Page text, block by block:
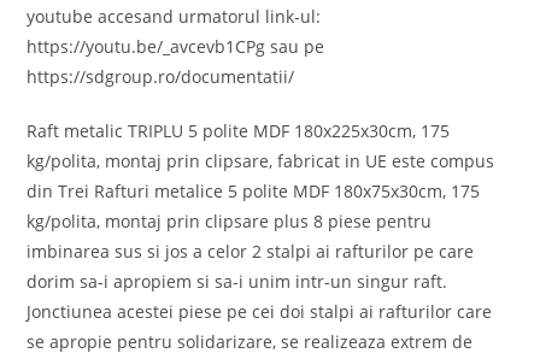
youtube accesand urmatorul link-ul:
https://youtu.be/_avcevb1CPg sau pe
https://sdgroup.ro/documentatii/
Raft metalic TRIPLU 5 polite MDF 180x225x30cm, 175
kg/polita, montaj prin clipsare, fabricat in UE este compus
din Trei Rafturi metalice 5 polite MDF 180x75x30cm, 175
kg/polita, montaj prin clipsare plus 8 piese pentru
imbinarea sus si jos a celor 2 stalpi ai rafturilor pe care
dorim sa-i apropiem si sa-i unim intr-un singur raft.
Jonctiunea acestei piese pe cei doi stalpi ai rafturilor care
se apropie pentru solidarizare, se realizeaza extrem de